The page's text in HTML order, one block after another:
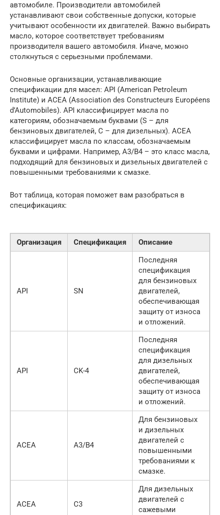
автомобиле. Производители автомобилей
устанавливают свои собственные допуски, которые
учитывают особенности их двигателей. Важно выбирать
масло, которое соответствует требованиям
производителя вашего автомобиля. Иначе, можно
столкнуться с серьезными проблемами.
Основные организации, устанавливающие
спецификации для масел: API (American Petroleum
Institute) и ACEA (Association des Constructeurs Européens
d’Automobiles). API классифицирует масла по
категориям, обозначаемым буквами (S – для
бензиновых двигателей, C – для дизельных). ACEA
классифицирует масла по классам, обозначаемым
буквами и цифрами. Например, A3/B4 – это класс масла,
подходящий для бензиновых и дизельных двигателей с
повышенными требованиями к смазке.
Вот таблица, которая поможет вам разобраться в
спецификациях:
Организация Спецификация Описание
API SN
Последняя
спецификация
для бензиновых
двигателей,
обеспечивающая
защиту от износа
и отложений.
API CK-4
Последняя
спецификация
для дизельных
двигателей,
обеспечивающая
защиту от износа
и отложений.
ACEA A3/B4
Для бензиновых
и дизельных
двигателей с
повышенными
требованиями к
смазке.
ACEA C3
Для дизельных
двигателей с
сажевыми